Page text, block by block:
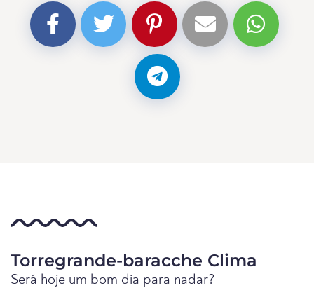
Torregrande-baracche Clima
Será hoje um bom dia para nadar?